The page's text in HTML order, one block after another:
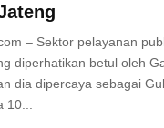
– Sektor pelayanan
diperhatikan betul oleh
dia dipercaya sebagai